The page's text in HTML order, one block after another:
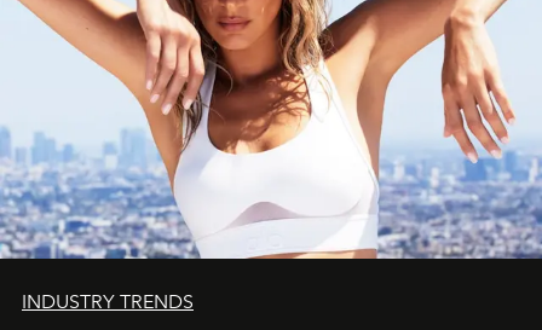
INDUSTRY TRENDS